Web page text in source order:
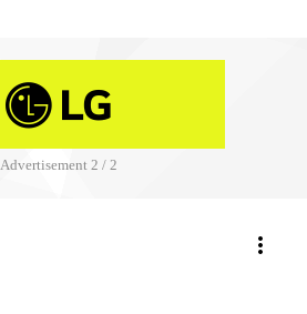
Advertisement 2 / 2
more_vert